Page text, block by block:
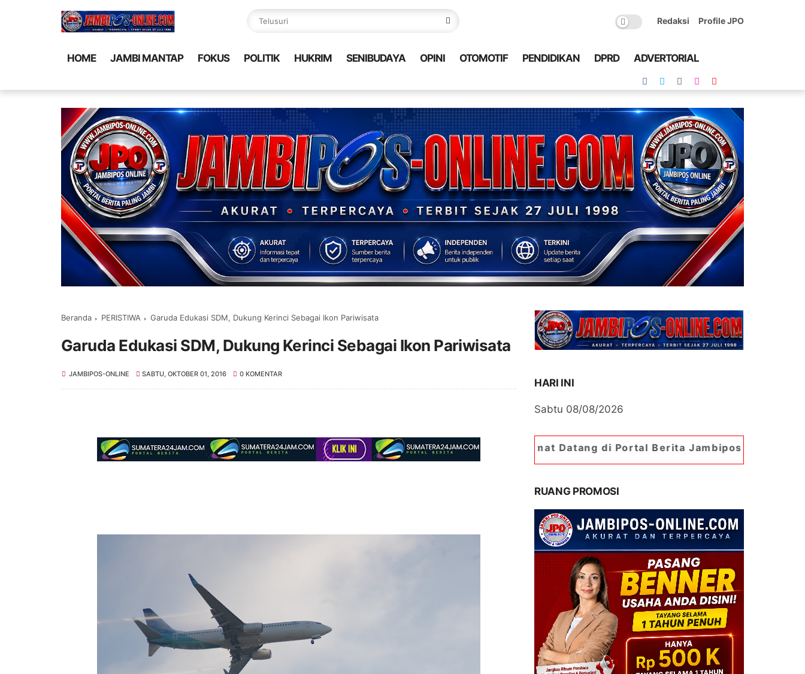
Redaksi Profile JPO
HOME JAMBI MANTAP FOKUS POLITIK HUKRIM SENIBUDAYA OPINI OTOMOTIF PENDIDIKAN DPRD ADVERTORIAL
Beranda PERISTIWA Garuda Edukasi SDM, Dukung Kerinci Sebagai Ikon Pariwisata
Garuda Edukasi SDM, Dukung Kerinci Sebagai Ikon Pariwisata
JAMBIPOS-ONLINE SABTU, OKTOBER 01, 2016 0 KOMENTAR
HARI INI
Sabtu 08/08/2026
Selamat Datang di Portal Berita Jambipos Online. Portal Berita
RUANG PROMOSI